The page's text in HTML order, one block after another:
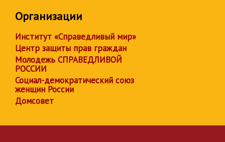
Организации
Институт «Справедливый мир»
Центр защиты прав граждан
Молодежь СПРАВЕДЛИВОЙ
РОССИИ
Социал-демократический союз
женщин России
Домсовет